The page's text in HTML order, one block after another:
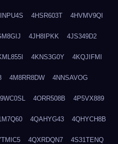
4HSR603T 4HVMV9QI
4JH8IPKK 4JS349D2
4KNS3G0Y 4KQJIFMI
4M8RR8DW 4NNSAVOG
4ORR508B 4P5VX889
4QAHYG43 4QHYCH8B
4QXRDQN7 4S31TENQ